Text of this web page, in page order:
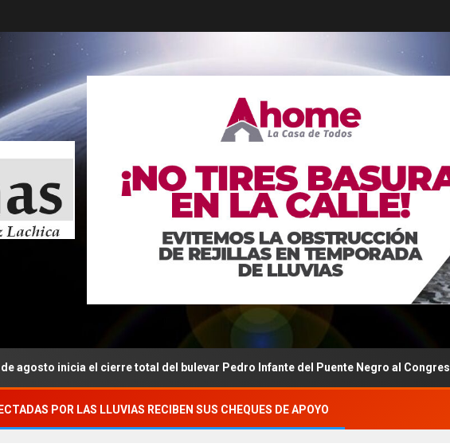
el cierre total del bulevar Pedro Infante del Puente Negro al Congreso del Estado
POR LAS LLUVIAS RECIBEN SUS CHEQUES DE APOYO